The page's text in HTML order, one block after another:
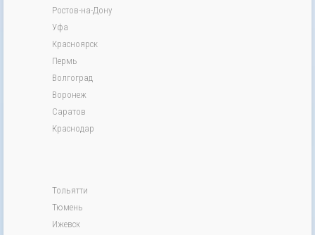
Ростов-на-Дону
Уфа
Красноярск
Пермь
Волгоград
Воронеж
Саратов
Краснодар
Тольятти
Тюмень
Ижевск